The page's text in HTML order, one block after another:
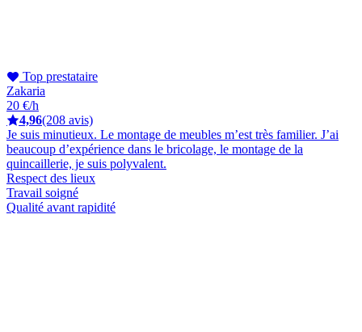
Top prestataire
Zakaria
20 €/h
4,96(208 avis)
Je suis minutieux. Le montage de meubles m’est très familier. J’ai
beaucoup d’expérience dans le bricolage, le montage de la
quincaillerie, je suis polyvalent.
Respect des lieux
Travail soigné
Qualité avant rapidité